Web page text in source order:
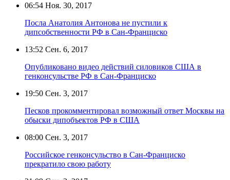
06:54 Ноя. 30, 2017
Посла Анатолия Антонова не пустили к
дипсобственности РФ в Сан-Франциско
13:52 Сен. 6, 2017
Опубликовано видео действий силовиков США в
генконсульстве РФ в Сан-Франциско
19:50 Сен. 3, 2017
Песков прокомментировал возможный ответ Москвы на
обыски дипобъектов РФ в США
08:00 Сен. 3, 2017
Российское генконсульство в Сан-Франциско
прекратило свою работу